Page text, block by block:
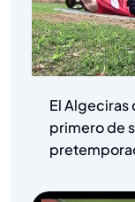
El Algeciras
primero de